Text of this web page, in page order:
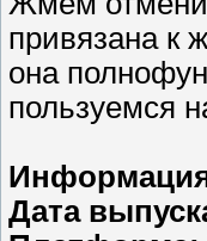
привязана к
она
пользуемся
Дата